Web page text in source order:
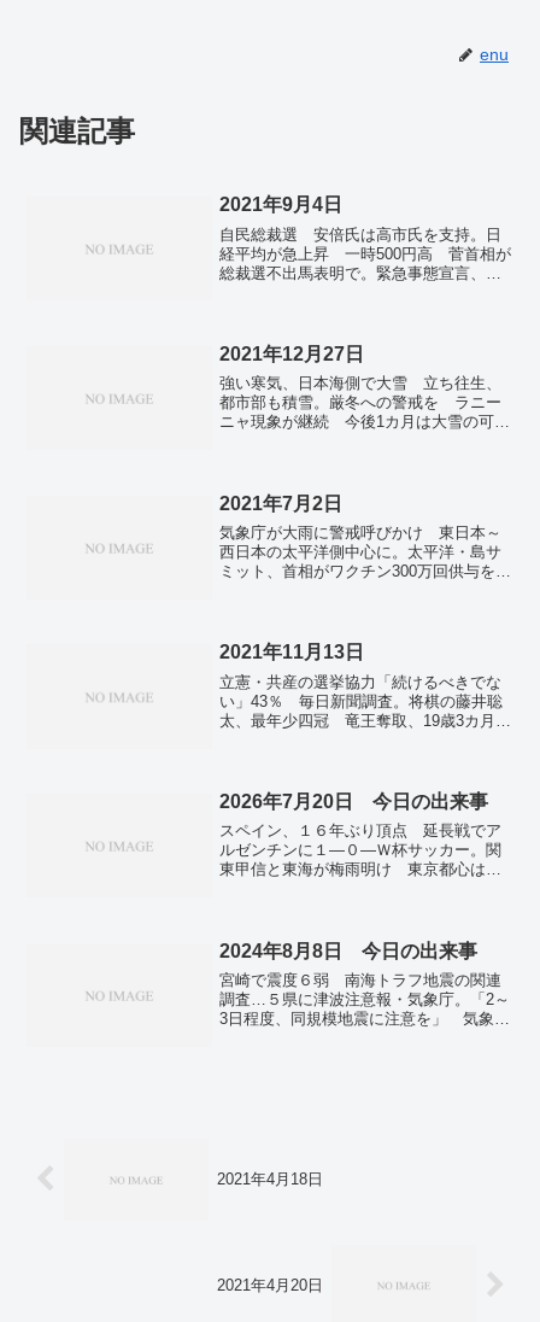
enu
関連記事
2021年9月4日
自民総裁選 安倍氏は高市氏を支持。日
経平均が急上昇 一時500円高 菅首相が
総裁選不出馬表明で。緊急事態宣言、首
母が日本に初寄港 中国けん制、日米と
連携示す狙い。米国北東部の豪雨、死者
49人に 地下室に住む人の逃げ遅れ相次
ぐ。
2021年12月27日
強い寒気、日本海側で大雪 立ち往生、
都市部も積雪。厳冬への警戒を ラニー
ニャ現象が継続 今後1カ月は大雪の可能
2021年7月2日
気象庁が大雨に警戒呼びかけ 東日本～
西日本の太平洋側中心に。太平洋・島サ
ミット、首相がワクチン300万回供与を表
権抑圧の疑い。専門家「まさに今 1都3県
2021年11月13日
立憲・共産の選挙協力「続けるべきでな
い」43％ 毎日新聞調査。将棋の藤井聡
太、最年少四冠 竜王奪取、19歳3カ月
が認定 国内3番目、町挙げて取り組み。
返礼品に凍霜害の果物 被害130億円、生
産者を支援 山形。アバ、40年ぶりアル
バム1位 英。
2026年7月20日 今日の出来事
スペイン、１６年ぶり頂点 延長戦でア
ルゼンチンに１―０―Ｗ杯サッカー。関
東甲信と東海が梅雨明け 東京都心は猛
2024年8月8日 今日の出来事
宮崎で震度６弱 南海トラフ地震の関連
調査…５県に津波注意報・気象庁。「2～
3日程度、同規模地震に注意を」 気象庁
次期総裁トップ石破氏、岸田首相５位
立民代表は野田氏首位…時事世論調査。
ング 男子グレコ77キロ級 日下尚が金メダ
ル パリ五輪。
2021年4月18日
2021年4月20日